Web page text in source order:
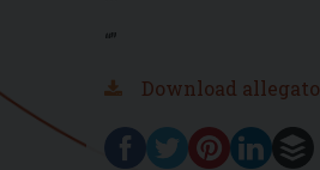
“”
Download allegato